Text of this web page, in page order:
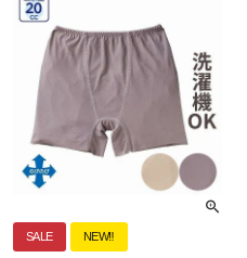
SALE NEW‼